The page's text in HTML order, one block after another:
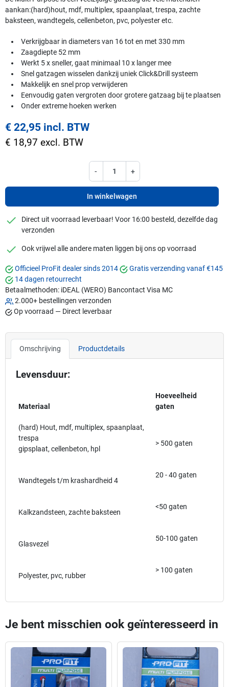
aankan:(hard)hout, mdf, multiplex, spaanplaat, trespa, zachte
baksteen, wandtegels, cellenbeton, pvc, polyester etc.
Verkrijgbaar in diameters van 16 tot en met 330 mm
Zaagdiepte 52 mm
Werkt 5 x sneller, gaat minimaal 10 x langer mee
Snel gatzagen wisselen dankzij uniek Click&Drill systeem
Makkelijk en snel prop verwijderen
Eenvoudig gaten vergroten door grotere gatzaag bij te plaatsen
Onder extreme hoeken werken
€ 22,95 incl. BTW
€ 18,97 excl. BTW
- +
In winkelwagen
checkmark
Direct uit voorraad leverbaar! Voor 16:00 besteld, dezelfde dag
verzonden
checkmark
Ook vrijwel alle andere maten liggen bij ons op voorraad
Officieel ProFit dealer sinds 2014
Gratis verzending vanaf €145
14 dagen retourrecht
Betaalmethoden: iDEAL (WERO) Bancontact Visa MC
2.000+ bestellingen verzonden
Op voorraad — Direct leverbaar
Omschrijving Productdetails
Levensduur:
Materiaal
Hoeveelheid
gaten
(hard) Hout, mdf, multiplex, spaanplaat,
trespa
gipsplaat, cellenbeton, hpl
> 500 gaten
Wandtegels t/m krashardheid 4
20 - 40 gaten
Kalkzandsteen, zachte baksteen
<50 gaten
Glasvezel
50-100 gaten
Polyester, pvc, rubber
> 100 gaten
Je bent misschien ook geïnteresseerd in